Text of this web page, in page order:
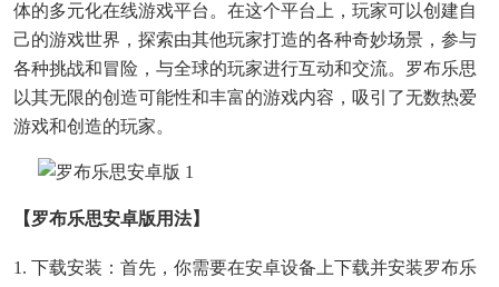
体的多元化在线游戏平台。在这个平台上，玩家可以创建自
己的游戏世界，探索由其他玩家打造的各种奇妙场景，参与
各种挑战和冒险，与全球的玩家进行互动和交流。罗布乐思
以其无限的创造可能性和丰富的游戏内容，吸引了无数热爱
游戏和创造的玩家。
【罗布乐思安卓版用法】
1. 下载安装：首先，你需要在安卓设备上下载并安装罗布乐